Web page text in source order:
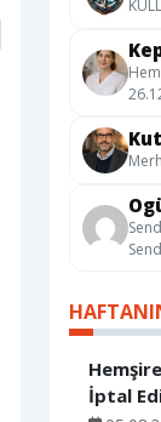
İptal